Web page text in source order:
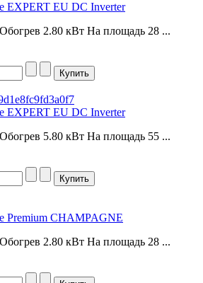
EXPERT EU DC Inverter
2.80 кВт На площадь 28 ...
EXPERT EU DC Inverter
5.80 кВт На площадь 55 ...
Premium CHAMPAGNE
2.80 кВт На площадь 28 ...